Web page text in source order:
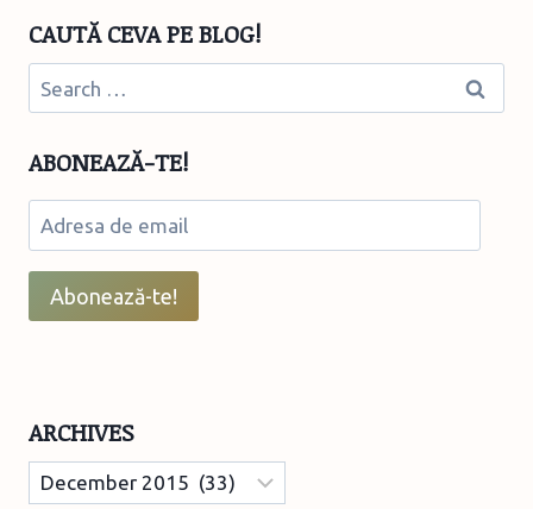
CAUTĂ CEVA PE BLOG!
Search
for:
ABONEAZĂ-TE!
Adresa
de
email
Abonează-te!
ARCHIVES
Archives